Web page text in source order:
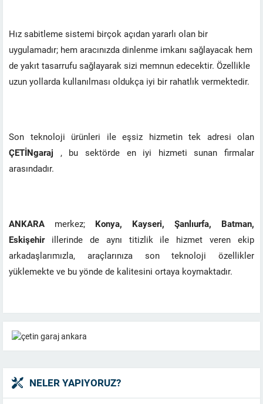
Hız sabitleme sistemi birçok açıdan yararlı olan bir
uygulamadır; hem aracınızda dinlenme imkanı sağlayacak hem
de yakıt tasarrufu sağlayarak sizi memnun edecektir. Özellikle
uzun yollarda kullanılması oldukça iyi bir rahatlık vermektedir.
Son teknoloji ürünleri ile eşsiz hizmetin tek adresi olan
ÇETİNgaraj , bu sektörde en iyi hizmeti sunan firmalar
arasındadır.
ANKARA merkez; Konya, Kayseri, Şanlıurfa, Batman,
Eskişehirillerinde de aynı titizlik ile hizmet veren ekip
arkadaşlarımızla, araçlarınıza son teknoloji özellikler
yüklemekte ve bu yönde de kalitesini ortaya koymaktadır.
NELER YAPIYORUZ?